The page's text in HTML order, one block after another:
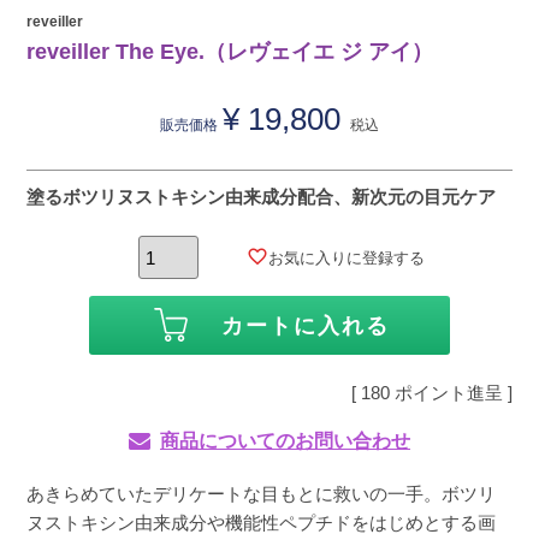
reveiller
reveiller The Eye.（レヴェイエ ジ アイ）
販売価格 ¥ 19,800 税込
塗るボツリヌストキシン由来成分配合、新次元の目元ケア
お気に入りに登録する
カートに入れる
[ 180 ポイント進呈 ]
商品についてのお問い合わせ
あきらめていたデリケートな目もとに救いの一手。ボツリ
ヌストキシン由来成分や機能性ペプチドをはじめとする画